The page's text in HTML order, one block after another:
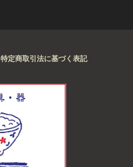
特定商取引法に基づく表記